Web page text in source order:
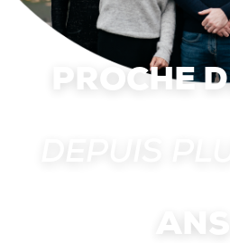
PROCHE
ANS